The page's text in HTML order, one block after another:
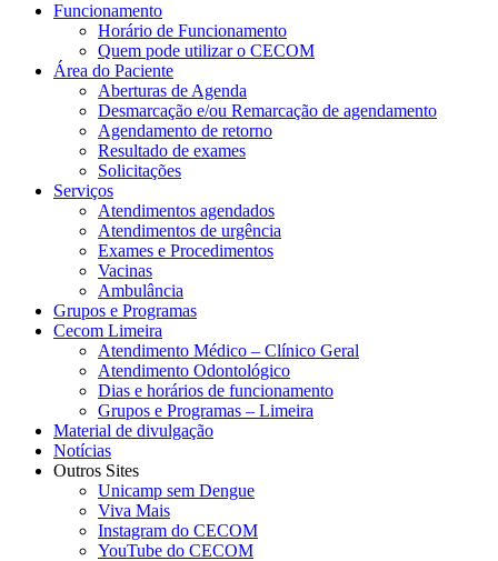
Funcionamento
Horário de Funcionamento
Quem pode utilizar o CECOM
Área do Paciente
Aberturas de Agenda
Desmarcação e/ou Remarcação de agendamento
Agendamento de retorno
Resultado de exames
Solicitações
Serviços
Atendimentos agendados
Atendimentos de urgência
Exames e Procedimentos
Vacinas
Ambulância
Grupos e Programas
Cecom Limeira
Atendimento Médico – Clínico Geral
Atendimento Odontológico
Dias e horários de funcionamento
Grupos e Programas – Limeira
Material de divulgação
Notícias
Outros Sites
Unicamp sem Dengue
Viva Mais
Instagram do CECOM
YouTube do CECOM